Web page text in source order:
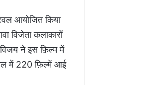
आयोजित किया
विजेता कलाकारों
विजय ने इस फ़िल्म में
में 220 फ़िल्में आई